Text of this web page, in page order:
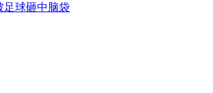
足球砸中脑袋